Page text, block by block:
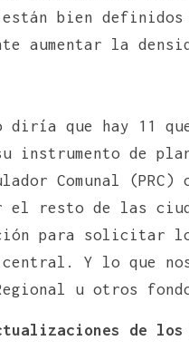
bien definidos
aumentar la
diría que hay 11
instrumento de
Comunal
resto de las
para solicitar
Y lo que
u otros
de los